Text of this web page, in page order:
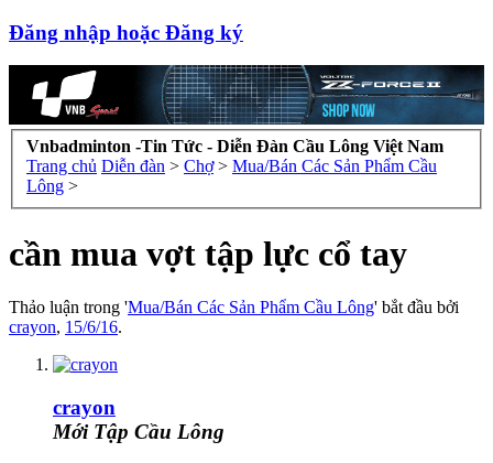
Đăng nhập hoặc Đăng ký
Vnbadminton -Tin Tức - Diễn Đàn Cầu Lông Việt Nam
Trang chủ Diễn đàn > Chợ > Mua/Bán Các Sản Phẩm Cầu
Lông >
cần mua vợt tập lực cổ tay
Thảo luận trong 'Mua/Bán Các Sản Phẩm Cầu Lông' bắt đầu bởi
crayon, 15/6/16.
crayon
Mới Tập Cầu Lông